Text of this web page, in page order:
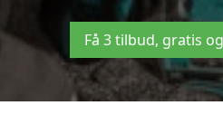
Få 3 tilbud, gratis